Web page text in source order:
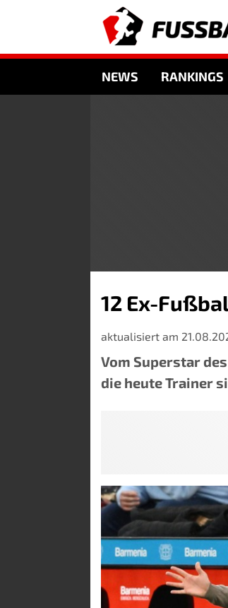
NEWS RANKINGS
12 Ex-
aktualisiert am
Vom Superstar
die heute Trainer